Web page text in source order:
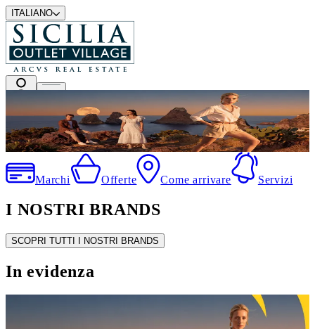
ITALIANO
I migliori marchi a prezzi outlet
Marchi Offerte Come arrivare Servizi
I NOSTRI BRANDS
SCOPRI TUTTI I NOSTRI BRANDS
In evidenza